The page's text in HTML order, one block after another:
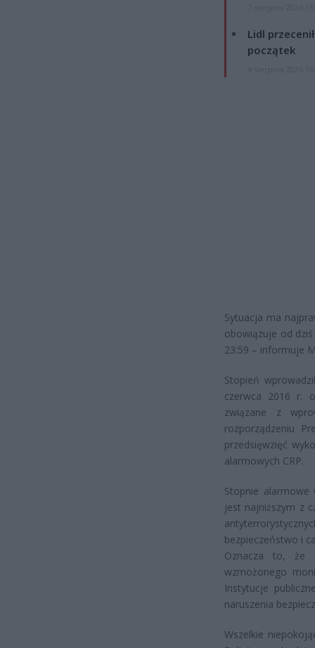
Lidl
początek
Sytuacja ma
obowiązuje od
23:59 – informuje
Stopień
czerwca 2016 r.
związane z
rozporządzeniu
przedsięwzięć
alarmowych CRP.
Stopnie alarmowe
jest najniższym z
bezpieczeństwo i
Oznacza to, że
wzmożonego
Instytucje
naruszenia
Wszelkie